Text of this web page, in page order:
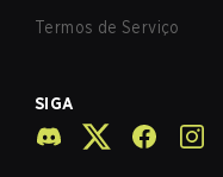
Termos de Serviço
SIGA